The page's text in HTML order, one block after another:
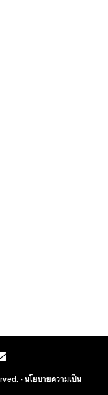
·นโยบายความเป็น